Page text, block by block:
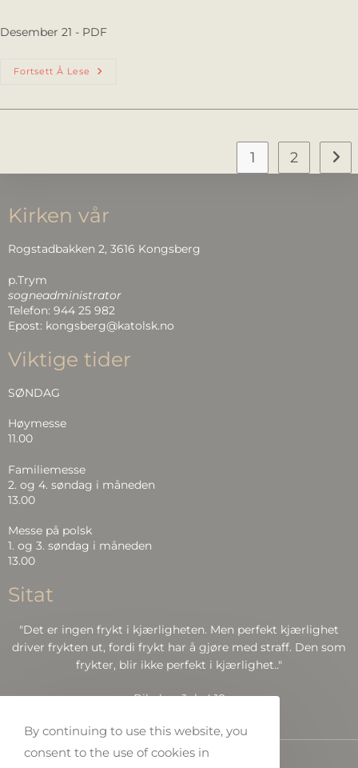
Desember 21 - PDF
Fortsett Å Lese
1 2
Kirken vår
Rogstadbakken 2, 3616 Kongsberg
p.Trym
sogneadministrator
Telefon: 944 25 982
Epost: kongsberg@katolsk.no
Viktige tider
SØNDAG
Høymesse
11.00
Familiemesse
2. og 4. søndag i måneden
13.00
Messe på polsk
1. og 3. søndag i måneden
13.00
Sitat
"Det er ingen frykt i kjærligheten. Men perfekt kjærlighet
driver frykten ut, fordi frykt har å gjøre med straff. Den som
frykter, blir ikke perfekt i kjærlighet.."
Bibelen: Joh 4:18
By continuing to use this website, you
consent to the use of cookies in